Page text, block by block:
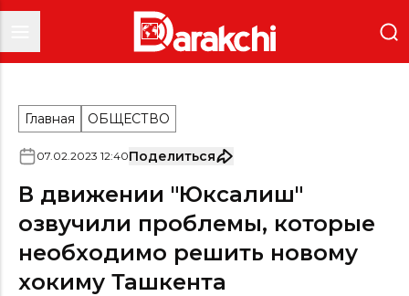
Главная ОБЩЕСТВО
07.02.2023 12:40Поделиться
В движении "Юксалиш"
озвучили проблемы, которые
необходимо решить новому
хокиму Ташкента